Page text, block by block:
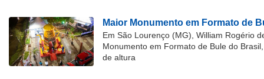
Maior Monumento em Formato de
Em São Lourenço (MG), William Rogério
Monumento em Formato de Bule do
de altura